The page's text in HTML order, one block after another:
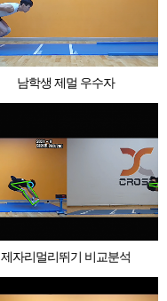
남학생 제멀 우수자
제자리멀리뛰기 비교분석